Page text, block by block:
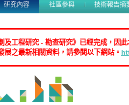
研究內容 社區參與 技術報告摘
及工程研究 - 勘查研究》已經完成，因
展之最新相關資料，請參閱以下網站。